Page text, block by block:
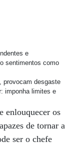
e
sentimentos como
provocam desgaste
imponha limites e
enlouquecer os
de tornar a
ser o chefe